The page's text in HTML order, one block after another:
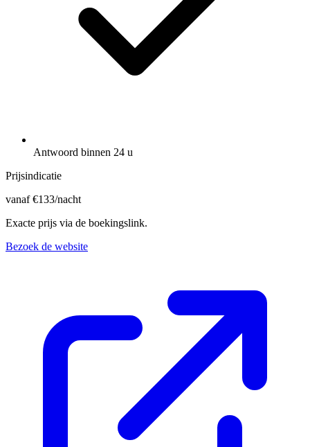
Antwoord binnen 24 u
Prijsindicatie
vanaf€133/nacht
Exacte prijs via de boekingslink.
Bezoek de website